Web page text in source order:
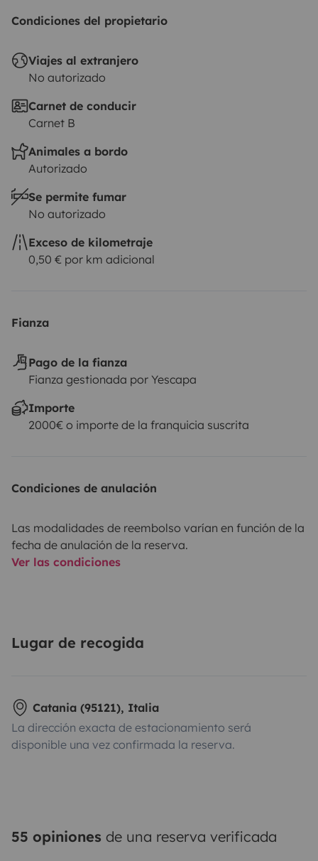
Condiciones del propietario
Viajes al extranjero
No autorizado
Carnet de conducir
Carnet B
Animales a bordo
Autorizado
Se permite fumar
No autorizado
Exceso de kilometraje
0,50 € por km adicional
Fianza
Pago de la fianza
Fianza gestionada por Yescapa
Importe
2000€ o importe de la franquicia suscrita
Condiciones de anulación
Las modalidades de reembolso varían en función de la
fecha de anulación de la reserva.
Ver las condiciones
Lugar de recogida
Catania (95121), Italia
La dirección exacta de estacionamiento será
disponible una vez confirmada la reserva.
55 opiniones de una reserva verificada